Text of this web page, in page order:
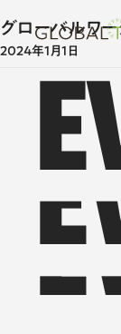
GLOBAL
グローバルワー
2024年1月1日